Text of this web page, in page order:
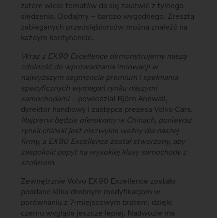
zatem wiele tematów da się załatwić z tylnego
siedzenia. Dodajmy – bardzo wygodnego. Zresztą
zabieganych przedsiębiorców można znaleźć na
każdym kontynencie.
Wraz z EX90 Excellence demonstrujemy naszą
zdolność do wprowadzania innowacji w
najwyższym segmencie premium i spełniania
specyficznych wymagań rynku naszymi
samochodami– powiedział Björn Annwall,
dyrektor handlowy i zastępca prezesa Volvo Cars.
Najpierw będzie oferowany w Chinach, ponieważ
rynek chiński jest niezwykle ważny dla naszej
firmy, a EX90 Excellence został stworzony, aby
zaspokoić popyt na wysokiej klasy samochody z
szoferem.
Zewnętrznie Volvo EX90 Excellence zostało
poddane kilku drobnym modyfikacjom w
porównaniu z 7-miejscowym bratem, dzięki
czemu wygląda jeszcze lepiej. Nadwozie ma